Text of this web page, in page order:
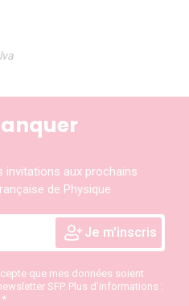
invitations aux prochains
de Physique
que mes données soient
SFP. Plus d’informations :
*